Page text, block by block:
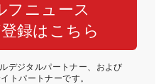
フニュース
録はこちら
デジタルパートナー、および
トパートナーです。